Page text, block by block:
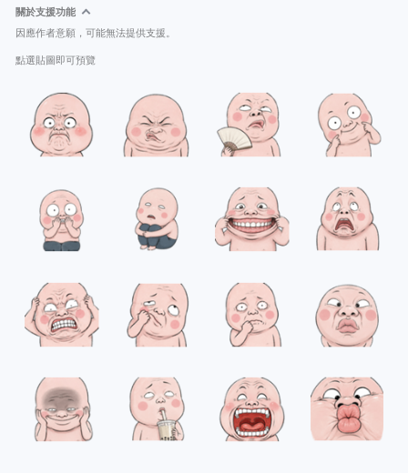
關於支援功能
因應作者意願，可能無法提供支援。
點選貼圖即可預覽